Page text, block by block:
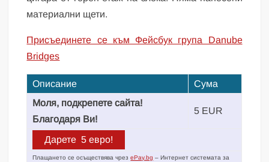
материални щети.
Присъединете се към Фейсбук група Danube
Bridges
Описание
Сума
Моля, подкрепете сайта!
Благодаря Ви!
5 EUR
Плащането се осъществява чрезePay.bg – Интернет системата за